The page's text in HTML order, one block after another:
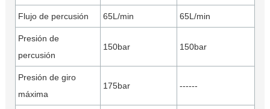
Flujo de percusión 65L/min 65L/min
Presión de
percusión
150bar 150bar
Presión de giro
máxima
175bar ------